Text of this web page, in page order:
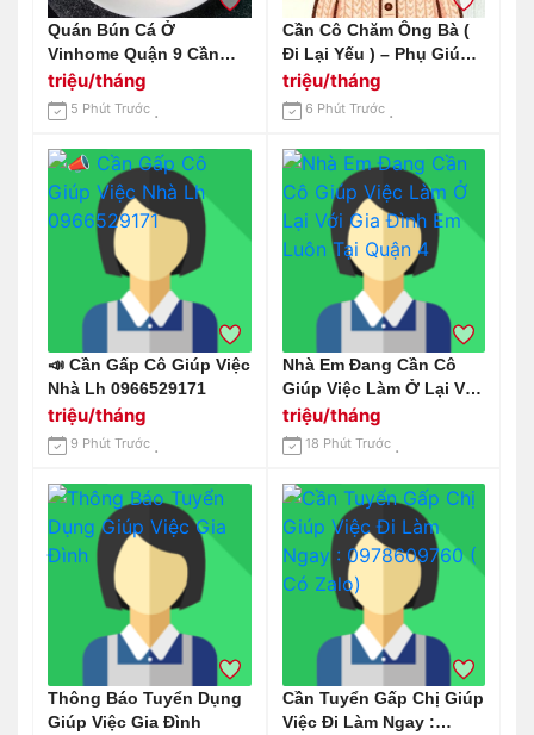
Quán Bún Cá Ở
Vinhome Quận 9 Cần
Tuyển 1 Cô Về Nhặt Rau
, Rửa Chén
triệu/tháng
5 Phút Trước
Cần Cô Chăm Ông Bà (
Đi Lại Yếu ) – Phụ Giúp
Việc Nhà Đi Về
triệu/tháng
6 Phút Trước
📣 Cần Gấp Cô Giúp Việc
Nhà Lh 0966529171
triệu/tháng
9 Phút Trước
Nhà Em Đang Cần Cô
Giúp Việc Làm Ở Lại Với
Gia Đình Em Luôn Tại
Quận 4
triệu/tháng
18 Phút Trước
Thông Báo Tuyển Dụng
Giúp Việc Gia Đình
Cần Tuyển Gấp Chị Giúp
Việc Đi Làm Ngay :